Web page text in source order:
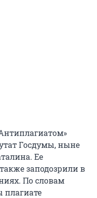
образовательной
и программа
2001 года.
Госдумы, ныне
Ее
заподозрили в
По словам
плагиате